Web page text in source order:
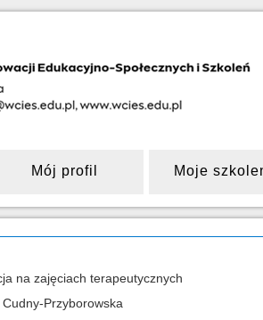
Mój profil Moje
na zajęciach terapeutycznych
Przyborowska